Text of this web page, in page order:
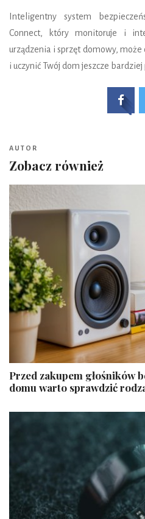
Inteligentny system
Connect, który monitoruje i
urządzenia i sprzęt domowy,
i uczynić Twój dom jeszcze
AUTOR
Zobacz również
​Przed zakupem głośników
domu warto sprawdzić